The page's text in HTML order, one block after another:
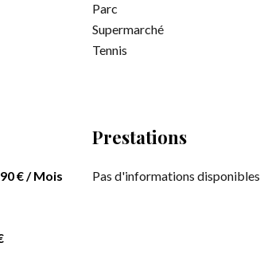
Parc
Supermarché
Tennis
90 € / Mois
Prestations
Pas d'informations disponibles